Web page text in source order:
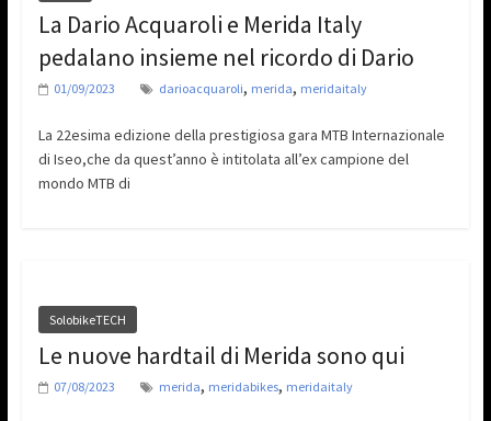
La Dario Acquaroli e Merida Italy
pedalano insieme nel ricordo di Dario
01/09/2023 darioacquaroli, merida, meridaitaly
La 22esima edizione della prestigiosa gara MTB Internazionale
di Iseo,che da quest’anno è intitolata all’ex campione del
mondo MTB di
SolobikeTECH
Le nuove hardtail di Merida sono qui
07/08/2023 merida, meridabikes, meridaitaly